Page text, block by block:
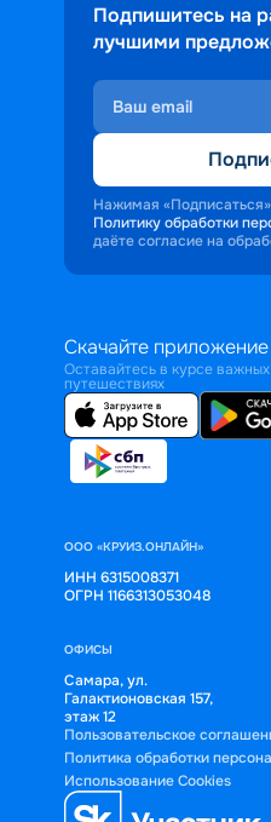
Подпишитесь на
лучшими
Нажимая
Политику обработки
даёте согласие на
Скачайте приложение
Оставайтесь в курсе
путешествиях
ООО «КРУИЗ.ОНЛАЙН»
ИНН 6315008371
ОГРН 1166313053048
ОФИСЫ
Самара, ул.
Галактионовская 157,
этаж 12
Пользовательское
Политика обработки
Использование Cookies